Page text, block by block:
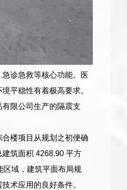
诊急救等核心功能。医
平稳性有着极高要求。
限公司生产的隔震支
楼项目从规划之初便确
筑面积 4268.90 平方
区域，建筑平面布局规
术应用的良好条件。